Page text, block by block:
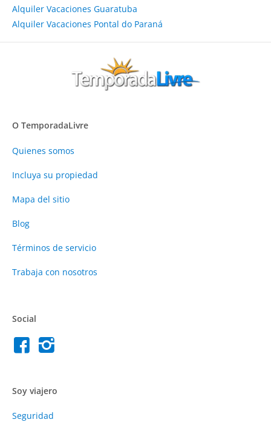
Alquiler Vacaciones Guaratuba
Alquiler Vacaciones Pontal do Paraná
O TemporadaLivre
Quienes somos
Incluya su propiedad
Mapa del sitio
Blog
Términos de servicio
Trabaja con nosotros
Social
Soy viajero
Seguridad